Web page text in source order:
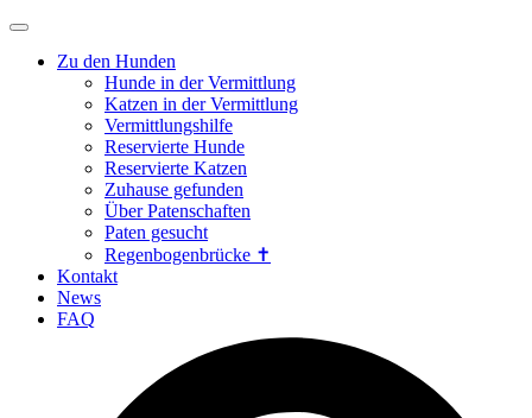
Zu den Hunden
Hunde in der Vermittlung
Katzen in der Vermittlung
Vermittlungshilfe
Reservierte Hunde
Reservierte Katzen
Zuhause gefunden
Über Patenschaften
Paten gesucht
Regenbogenbrücke ✝
Kontakt
News
FAQ